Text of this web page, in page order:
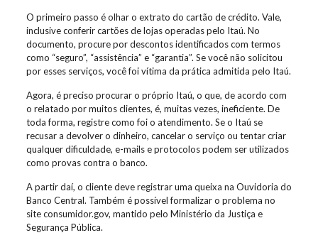
O primeiro passo é olhar o extrato do cartão de crédito. Vale,
inclusive conferir cartões de lojas operadas pelo Itaú. No
documento, procure por descontos identificados com termos
como “seguro”, “assistência” e “garantia”. Se você não solicitou
por esses serviços, você foi vítima da prática admitida pelo Itaú.
Agora, é preciso procurar o próprio Itaú, o que, de acordo com
o relatado por muitos clientes, é, muitas vezes, ineficiente. De
toda forma, registre como foi o atendimento. Se o Itaú se
recusar a devolver o dinheiro, cancelar o serviço ou tentar criar
qualquer dificuldade, e-mails e protocolos podem ser utilizados
como provas contra o banco.
A partir daí, o cliente deve registrar uma queixa na Ouvidoria do
Banco Central. Também é possível formalizar o problema no
site consumidor.gov, mantido pelo Ministério da Justiça e
Segurança Pública.